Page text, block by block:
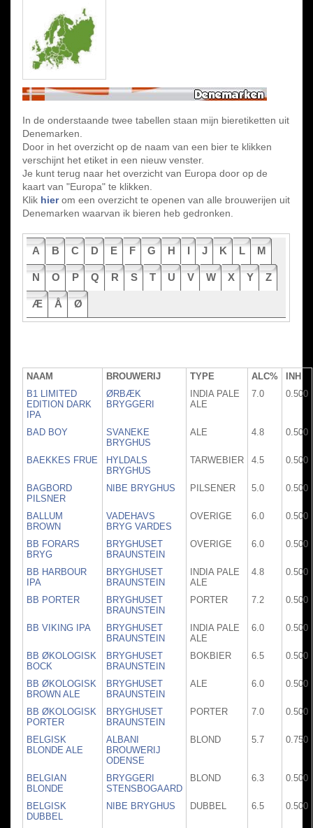
In de onderstaande twee tabellen staan mijn bieretiketten uit
Denemarken.
Door in het overzicht op de naam van een bier te klikken
verschijnt het etiket in een nieuw venster.
Je kunt terug naar het overzicht van Europa door op de
kaart van "Europa" te klikken.
Klik hierom een overzicht te openen van alle brouwerijen uit
Denemarken waarvan ik bieren heb gedronken.
A B C D E F G H I J K L M
N O P Q R S T U V W X Y Z
Æ Å Ø
NAAM BROUWERIJ TYPE ALC%
INH
B1 LIMITED
EDITION DARK
IPA
ØRBÆK
BRYGGERI
INDIA PALE
ALE
7.0 0.500
BAD BOY
SVANEKE
BRYGHUS
ALE 4.8 0.500
BAEKKES FRUE
HYLDALS
BRYGHUS
TARWEBIER 4.5 0.500
BAGBORD
PILSNER
NIBE BRYGHUS PILSENER 5.0 0.500
BALLUM
BROWN
VADEHAVS
BRYG VARDES
OVERIGE 6.0 0.500
BB FORARS
BRYG
BRYGHUSET
BRAUNSTEIN
OVERIGE 6.0 0.500
BB HARBOUR
IPA
BRYGHUSET
BRAUNSTEIN
INDIA PALE
ALE
4.8 0.500
BB PORTER
BRYGHUSET
BRAUNSTEIN
PORTER 7.2 0.500
BB VIKING IPA
BRYGHUSET
BRAUNSTEIN
INDIA PALE
ALE
6.0 0.500
BB ØKOLOGISK
BOCK
BRYGHUSET
BRAUNSTEIN
BOKBIER 6.5 0.500
BB ØKOLOGISK
BROWN ALE
BRYGHUSET
BRAUNSTEIN
ALE 6.0 0.500
BB ØKOLOGISK
PORTER
BRYGHUSET
BRAUNSTEIN
PORTER 7.0 0.500
BELGISK
BLONDE ALE
ALBANI
BROUWERIJ
ODENSE
BLOND 5.7 0.750
BELGIAN
BLONDE
BRYGGERI
STENSBOGAARD
BLOND 6.3 0.500
BELGISK
DUBBEL
NIBE BRYGHUS DUBBEL 6.5 0.500